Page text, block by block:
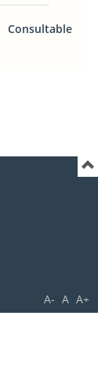
Consultable
A- A A+